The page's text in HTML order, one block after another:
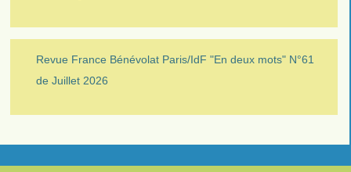
Revue France Bénévolat Paris/IdF "En deux mots" N°61
de Juillet 2026